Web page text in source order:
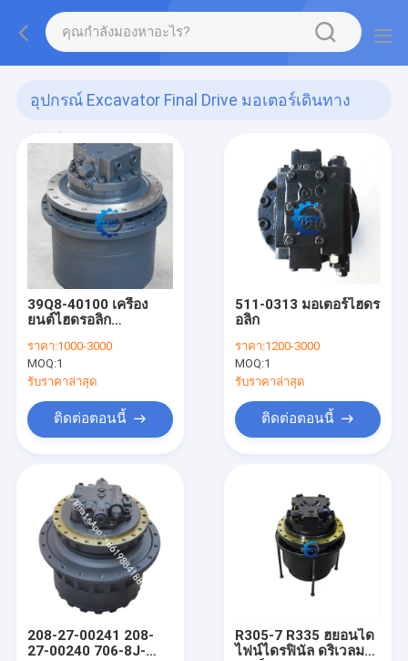
อุปกรณ์ Excavator Final Drive มอเตอร์เดินทาง
(87)
39Q8-40100 เครื่อง
ยนต์ไฮดรอลิก
ราคา:1000-3000
MOQ:1
รับราคาล่าสุด
ติดต่อตอนนี้
511-0313 มอเตอร์ไฮดร
อลิก
ราคา:1200-3000
MOQ:1
รับราคาล่าสุด
ติดต่อตอนนี้
208-27-00241 208-
27-00240 706-8J-
R305-7 R335 ฮยอนได
ไฟน์ไดรฟินัล ดริเวลมอ